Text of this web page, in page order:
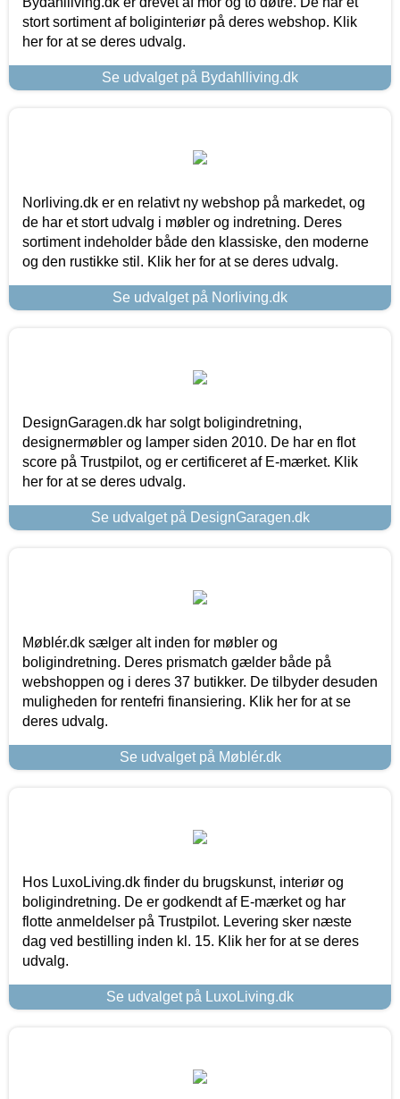
stort sortiment af boliginteriør på deres webshop. Klik
her for at se deres udvalg.
Se udvalget på Bydahlliving.dk
Norliving.dk er en relativt ny webshop på markedet, og
de har et stort udvalg i møbler og indretning. Deres
sortiment indeholder både den klassiske, den moderne
og den rustikke stil. Klik her for at se deres udvalg.
Se udvalget på Norliving.dk
DesignGaragen.dk har solgt boligindretning,
designermøbler og lamper siden 2010. De har en flot
score på Trustpilot, og er certificeret af E-mærket. Klik
her for at se deres udvalg.
Se udvalget på DesignGaragen.dk
Møblér.dk sælger alt inden for møbler og
boligindretning. Deres prismatch gælder både på
webshoppen og i deres 37 butikker. De tilbyder desuden
muligheden for rentefri finansiering. Klik her for at se
deres udvalg.
Se udvalget på Møblér.dk
Hos LuxoLiving.dk finder du brugskunst, interiør og
boligindretning. De er godkendt af E-mærket og har
flotte anmeldelser på Trustpilot. Levering sker næste
dag ved bestilling inden kl. 15. Klik her for at se deres
udvalg.
Se udvalget på LuxoLiving.dk